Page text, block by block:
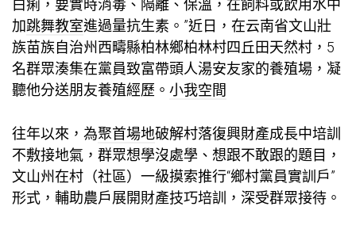
白痢，要實時消毒、隔離、保溫，在飼料或飲用水中
加跳舞教室進過量抗生素。”近日，在云南省文山壯
族苗族自治州西疇縣柏林鄉柏林村四丘田天然村，5
名群眾湊集在黨員致富帶頭人湯安友家的養殖場，凝
聽他分送朋友養殖經歷。 小我空間
往年以來，為聚首場地破解村落復興財產成長中培訓
不敷接地氣，群眾想學沒處學、想跟不敢跟的題目，
文山州在村（社區）一級摸索推行“鄉村黨員實訓戶”
形式，輔助農戶展開財產技巧培訓，深受群眾接待。